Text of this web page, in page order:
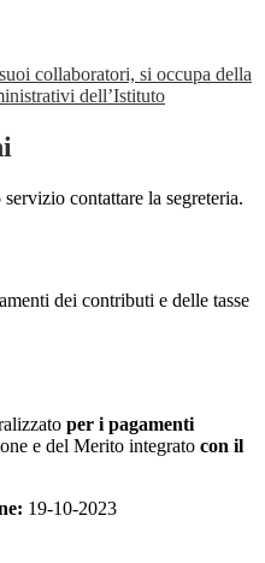
collaboratori, si occupa della
dell’Istituto
contattare la segreteria.
dei contributi e delle tasse
per i pagamenti
e del Merito integrato con il
19-10-2023